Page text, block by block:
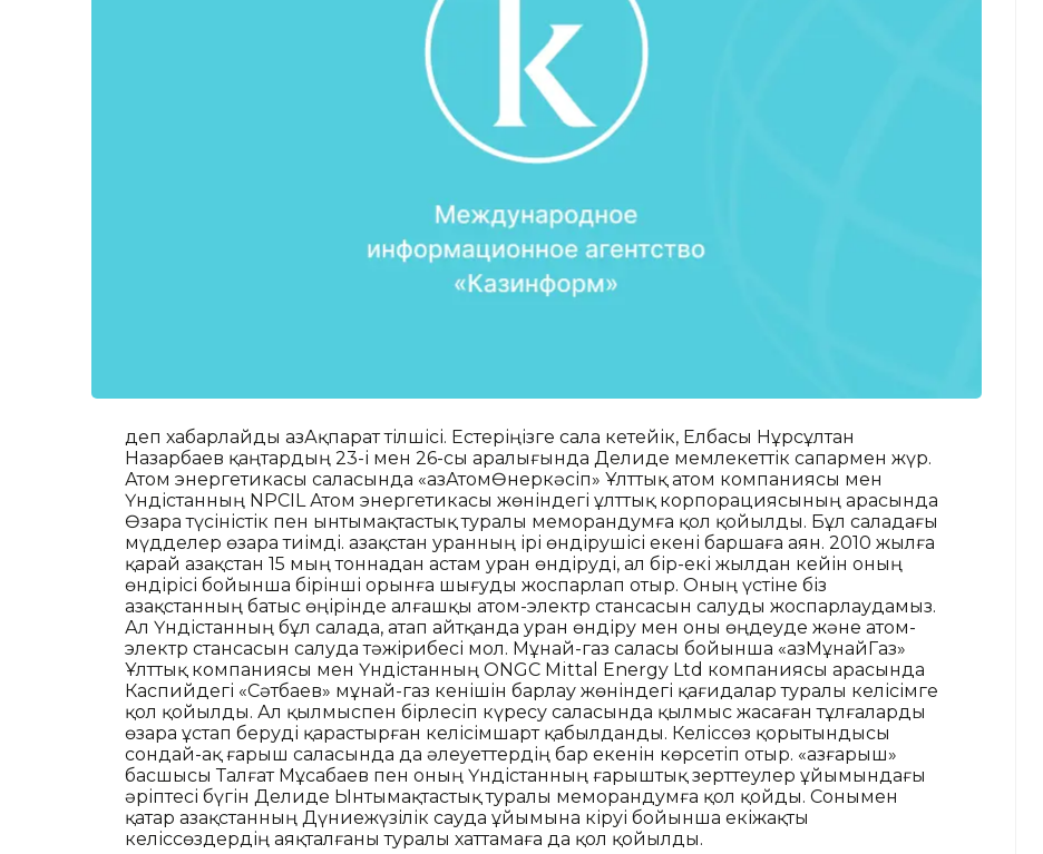
деп хабарлайды ҚазАқпарат тілшісі. Естеріңізге сала кетейік, Елбасы Нұрсұлтан
Назарбаев қаңтардың 23-і мен 26-сы аралығында Делиде мемлекеттік сапармен жүр.
Атом энергетикасы саласында «ҚазАтомӨнеркәсіп» Ұлттық атом компаниясы мен
Үндістанның NPCIL Атом энергетикасы жөніндегі ұлттық корпорациясының арасында
Өзара түсіністік пен ынтымақтастық туралы меморандумға қол қойылды. Бұл саладағы
мүдделер өзара тиімді. Қазақстан уранның ірі өндірушісі екені баршаға аян. 2010 жылға
қарай Қазақстан 15 мың тоннадан астам уран өндіруді, ал бір-екі жылдан кейін оның
өндірісі бойынша бірінші орынға шығуды жоспарлап отыр. Оның үстіне біз
Қазақстанның батыс өңірінде алғашқы атом-электр стансасын салуды жоспарлаудамыз.
Ал Үндістанның бұл салада, атап айтқанда уран өндіру мен оны өңдеуде және атом-
электр стансасын салуда тәжірибесі мол. Мұнай-газ саласы бойынша «ҚазМұнайГаз»
Ұлттық компаниясы мен Үндістанның ONGC Mittal Energy Ltd компаниясы арасында
Каспийдегі «Сәтбаев» мұнай-газ кенішін барлау жөніндегі қағидалар туралы келісімге
қол қойылды. Ал қылмыспен бірлесіп күресу саласында қылмыс жасаған тұлғаларды
өзара ұстап беруді қарастырған келісімшарт қабылданды. Келіссөз қорытындысы
сондай-ақ ғарыш саласында да әлеуеттердің бар екенін көрсетіп отыр. «Қазғарыш»
басшысы Талғат Мұсабаев пен оның Үндістанның ғарыштық зерттеулер ұйымындағы
әріптесі бүгін Делиде Ынтымақтастық туралы меморандумға қол қойды. Сонымен
қатар Қазақстанның Дүниежүзілік сауда ұйымына кіруі бойынша екіжақты
келіссөздердің аяқталғаны туралы хаттамаға да қол қойылды.